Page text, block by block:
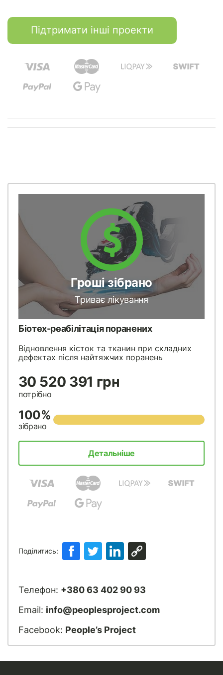
Підтримати інші проекти
Гроші зібрано
Триває лікування
Біотех-реабілітація поранених
Відновлення кісток та тканин при складних
дефектах після найтяжчих поранень
30 520 391 грн
потрібно
100%
зібрано
Детальніше
Поділитись:
Телефон: +380 63 402 90 93
Email: info@peoplesproject.com
Facebook: People’s Project